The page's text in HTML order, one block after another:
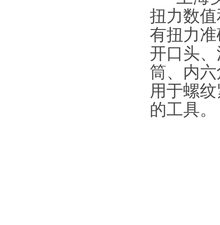
扭力数
有扭力准
开口头
筒、
用于螺纹
的工具。